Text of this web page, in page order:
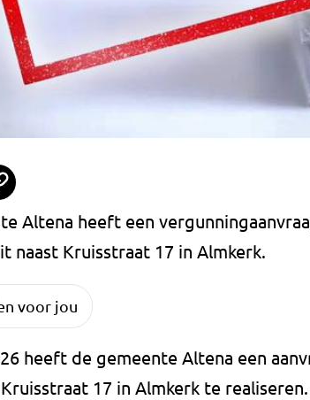
Altena heeft een
naast Kruisstraat 17 in Almkerk.
voor jou
heeft de gemeente Altena een
17 in Almkerk te